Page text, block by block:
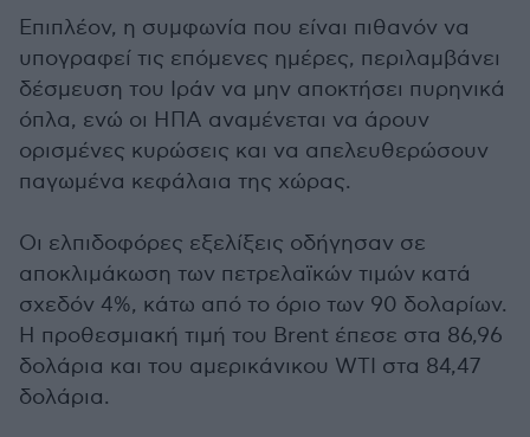
Επιπλέον, η συμφωνία που είναι πιθανόν να
υπογραφεί τις επόμενες ημέρες, περιλαμβάνει
δέσμευση του Ιράν να μην αποκτήσει πυρηνικά
όπλα, ενώ οι ΗΠΑ αναμένεται να άρουν
ορισμένες κυρώσεις και να απελευθερώσουν
παγωμένα κεφάλαια της χώρας.
Οι ελπιδοφόρες εξελίξεις οδήγησαν σε
αποκλιμάκωση των πετρελαϊκών τιμών κατά
σχεδόν 4%, κάτω από το όριο των 90 δολαρίων.
Η προθεσμιακή τιμή του Brent έπεσε στα 86,96
δολάρια και του αμερικάνικου WTI στα 84,47
δολάρια.